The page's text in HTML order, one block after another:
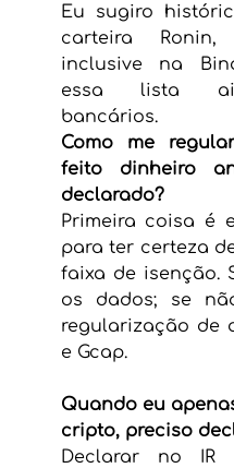
Eu sugiro
carteira
inclusive na
essa lista
bancários.
Como me
feito dinheiro
declarado?
Primeira coisa é
para ter certeza
faixa de isenção.
os dados; se
regularização de
e Gcap.
Quando eu
cripto, preciso
Declarar no IR